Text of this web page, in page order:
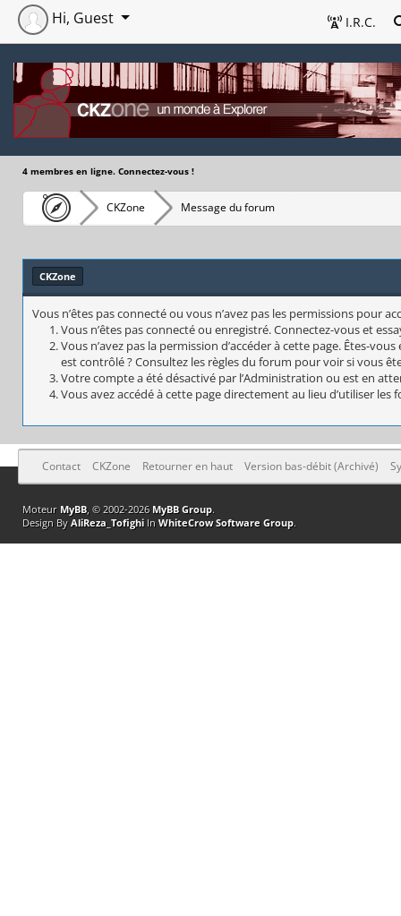
I.R.C.
Hi, Guest
4 membres en ligne. Connectez-vous !
CKZone Message du forum
CKZone
Vous n’êtes pas connecté ou vous n’avez pas les permissions pour
Vous n’êtes pas connecté ou enregistré. Connectez-vous et
Vous n’avez pas la permission d’accéder à cette page. Êtes-
est contrôlé ? Consultez les règles du forum pour voir si vous
Votre compte a été désactivé par l’Administration ou est en
Vous avez accédé à cette page directement au lieu d’utiliser
Contact CKZone Retourner en haut Version bas-débit (Archivé)
Moteur MyBB, © 2002-2026 MyBB Group.
Design By AliReza_TofighiIn WhiteCrow Software Group.